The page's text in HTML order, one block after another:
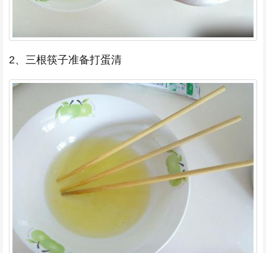
2、三根筷子准备打蛋清